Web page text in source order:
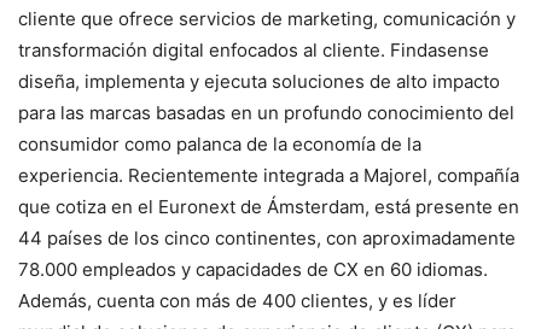
cliente que ofrece servicios de marketing, comunicación y
transformación digital enfocados al cliente. Findasense
diseña, implementa y ejecuta soluciones de alto impacto
para las marcas basadas en un profundo conocimiento del
consumidor como palanca de la economía de la
experiencia. Recientemente integrada a Majorel, compañía
que cotiza en el Euronext de Ámsterdam, está presente en
44 países de los cinco continentes, con aproximadamente
78.000 empleados y capacidades de CX en 60 idiomas.
Además, cuenta con más de 400 clientes, y es líder